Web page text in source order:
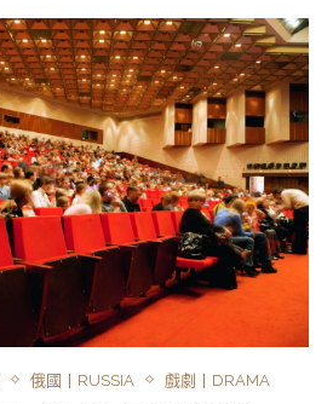
俄國丨RUSSIA 戲劇丨DRAMA